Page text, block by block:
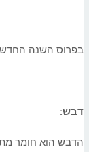
בפרוס השנה
דבש:
הדבש הוא חומר